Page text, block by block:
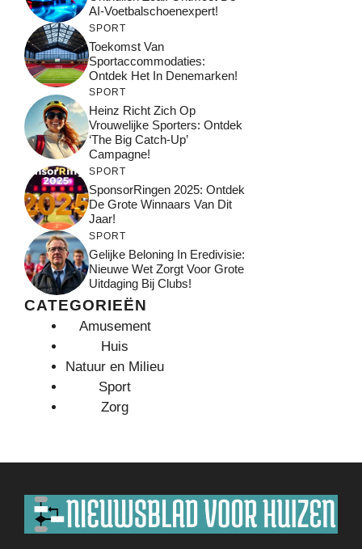
AI-Voetbalschoenexpert!
SPORT
Toekomst Van
Sportaccommodaties:
Ontdek Het In Denemarken!
SPORT
Heinz Richt Zich Op
Vrouwelijke Sporters: Ontdek
‘The Big Catch-Up’
Campagne!
SPORT
SponsorRingen 2025: Ontdek
De Grote Winnaars Van Dit
Jaar!
SPORT
Gelijke Beloning In Eredivisie:
Nieuwe Wet Zorgt Voor Grote
Uitdaging Bij Clubs!
CATEGORIEËN
Amusement
Huis
Natuur en Milieu
Sport
Zorg